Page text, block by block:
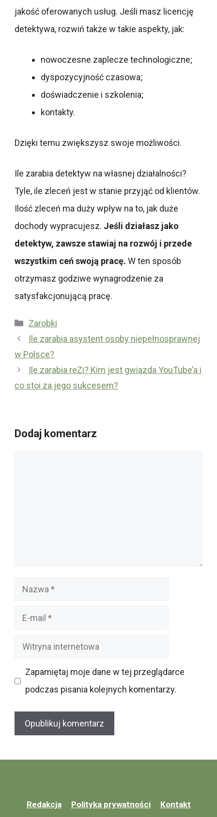
jakość oferowanych usług. Jeśli masz licencję
detektywa, rozwiń także w takie aspekty, jak:
nowoczesne zaplecze technologiczne;
dyspozycyjność czasowa;
doświadczenie i szkolenia;
kontakty.
Dzięki temu zwiększysz swoje możliwości.
Ile zarabia detektyw na własnej działalności?
Tyle, ile zleceń jest w stanie przyjąć od klientów.
Ilość zleceń ma duży wpływ na to, jak duże
dochody wypracujesz. Jeśli działasz jako
detektyw, zawsze stawiaj na rozwój i przede
wszystkim ceń swoją pracę. W ten sposób
otrzymasz godziwe wynagrodzenie za
satysfakcjonującą pracę.
Kategorie
Zarobki
Ile zarabia asystent osoby niepełnosprawnej
w Polsce?
Ile zarabia reZi? Kim jest gwiazda YouTube’a i
co stoi za jego sukcesem?
Dodaj komentarz
Nazwa
Witryna
Zapamiętaj moje dane w tej przeglądarce
podczas pisania kolejnych komentarzy.
Redakcja Polityka prywatności Kontakt